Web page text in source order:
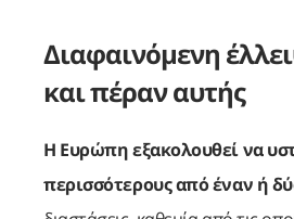
Διαφαινόμενη
και πέραν αυτής
Η Ευρώπη εξακολουθεί να
περισσότερους από έναν ή